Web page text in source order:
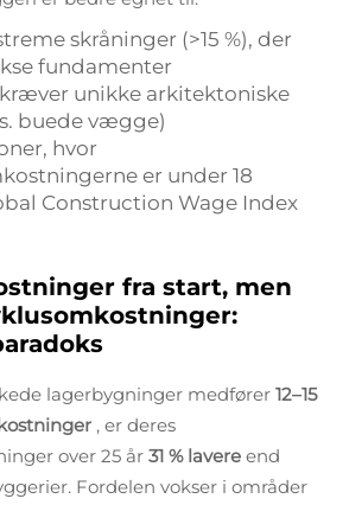
skråninger (>15 %), der
fundamenter
unikke arkitektoniske
buede vægge)
hvor
er under 18
Construction Wage Index
fra start, men
lagerbygninger medfører 12–15
, er deres
over 25 år 31 % lavere end
Fordelen vokser i områder